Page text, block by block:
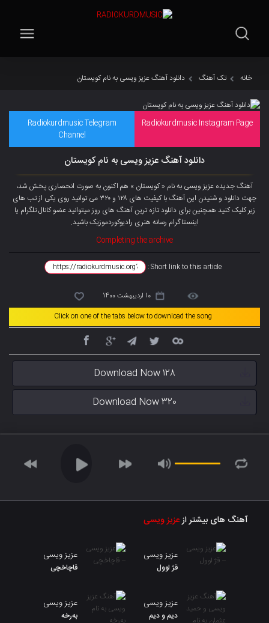
خانه تک آهنگ دانلود آهنگ عزیز ویسی به نام کویستان
Radiokurdmusic Instagram Page
Radiokurdmusic Telegram
Channel
دانلود آهنگ عزیز ویسی به نام کویستان
آهنگ جدیده عزیز ویسی به نام « کویستان » هم اکنون به صورت انحصاری پخش شد،
جهت دانلود و شنیدن این آهنگ با کیفیت های ۱۲۸ و ۳۲۰ می توانید روی یکی از تب های
زیر کلیک کنید همچنین برای دانلود تازه ترین آهنگ های روز میتوانیدعضو کانال تلگرام یا
اینستاگرام رسانه هنری رادیوکوردموزیک باشید.
Completing the archive
Short link to this article :
10 اردیبهشت 1400
Click on one of the tabs below to download the song
Download Now 128
Download Now 320
آهنگ های بیشتر ازعزیز ویسی
عزیز ویسی
قژ لوول
عزیز ویسی
قاچاخچی
عزیز ویسی
دیم و دیم
عزیز ویسی
بەرخە